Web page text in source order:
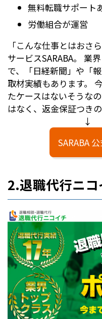
無料転職サポート
労働組合が運営
「こんな仕事とはおさ
サービスSARABA。 業
で、「日経新聞」や「
取材実績もあります。
たケースはないそうな
はなく、返金保証つき
↓
SARABA
2.退職代行ニコ